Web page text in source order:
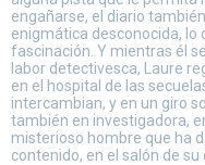
engañarse, el diario
enigmática desconocida, lo
fascinación. Y mientras él
labor detectivesca, Laure
en el hospital de las
intercambian, y en un giro
también en investigadora,
misterioso hombre que ha
contenido, en el salón de su